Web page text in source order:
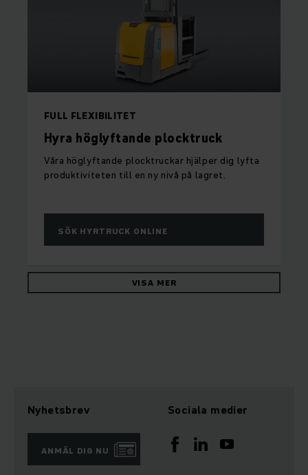
FULL FLEXIBILITET
Hyra höglyftande plocktruck
Våra höglyftande plocktruckar hjälper dig lyfta
produktiviteten till en ny nivå på lagret.
SÖK HYRTRUCK ONLINE
VISA MER
Nyhetsbrev
ANMÄL DIG NU
Sociala medier